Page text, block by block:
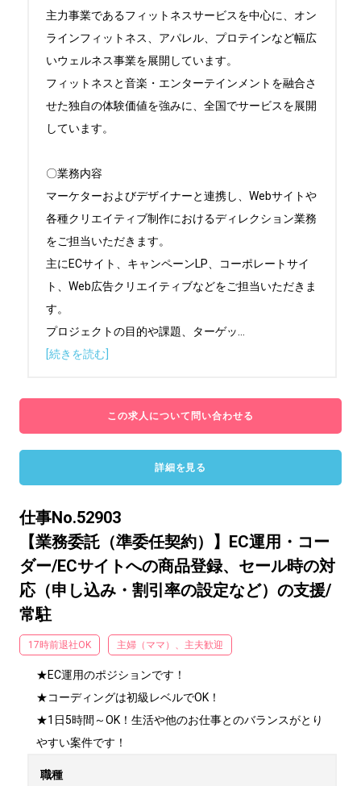
主力事業であるフィットネスサービスを中心に、オン
ラインフィットネス、アパレル、プロテインなど幅広
いウェルネス事業を展開しています。
フィットネスと音楽・エンターテインメントを融合さ
せた独自の体験価値を強みに、全国でサービスを展開
しています。
〇業務内容
マーケターおよびデザイナーと連携し、Webサイトや
各種クリエイティブ制作におけるディレクション業務
をご担当いただきます。
主にECサイト、キャンペーンLP、コーポレートサイ
ト、Web広告クリエイティブなどをご担当いただきま
す。
プロジェクトの目的や課題、ターゲッ
[続きを読む]
この求人について問い合わせる
詳細を見る
仕事No.52903
【業務委託（準委任契約）】EC運用・コー
ダー/ECサイトへの商品登録、セール時の対
応（申し込み・割引率の設定など）の支援/
常駐
17時前退社OK 主婦（ママ）、主夫歓迎
★EC運用のポジションです！
★コーディングは初級レベルでOK！
★1日5時間～OK！生活や他のお仕事とのバランスがとり
やすい案件です！
職種